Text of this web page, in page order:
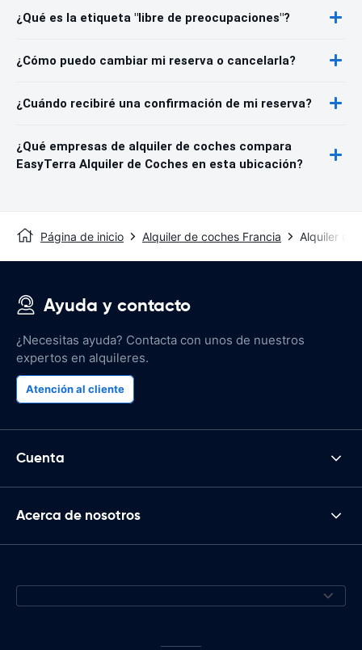
¿Qué es la etiqueta "libre de preocupaciones"?
¿Cómo puedo cambiar mi reserva o cancelarla?
¿Cuándo recibiré una confirmación de mi reserva?
¿Qué empresas de alquiler de coches compara
EasyTerra Alquiler de Coches en esta ubicación?
Página de inicio Alquiler de coches Francia Alquiler de
Ayuda y contacto
¿Necesitas ayuda? Contacta con unos de nuestros
expertos en alquileres.
Atención al cliente
Cuenta
Acerca de nosotros